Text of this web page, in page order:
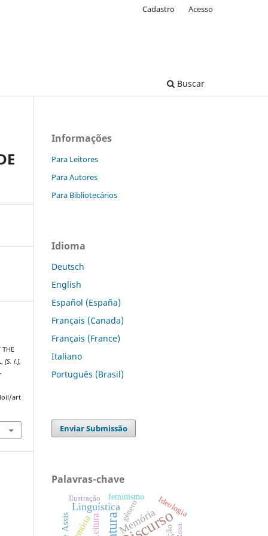
Buscar
Cadastro Acesso
THE
,[S. l.],
art
Informações
Para Leitores
Para Autores
Para Bibliotecários
Idioma
Deutsch
English
Español (España)
Français (Canada)
Français (France)
Italiano
Português (Brasil)
Enviar Submissão
Palavras-chave
LinguísticaMemória
Leitura
gênero Ideologia
feminismo
Ilustração